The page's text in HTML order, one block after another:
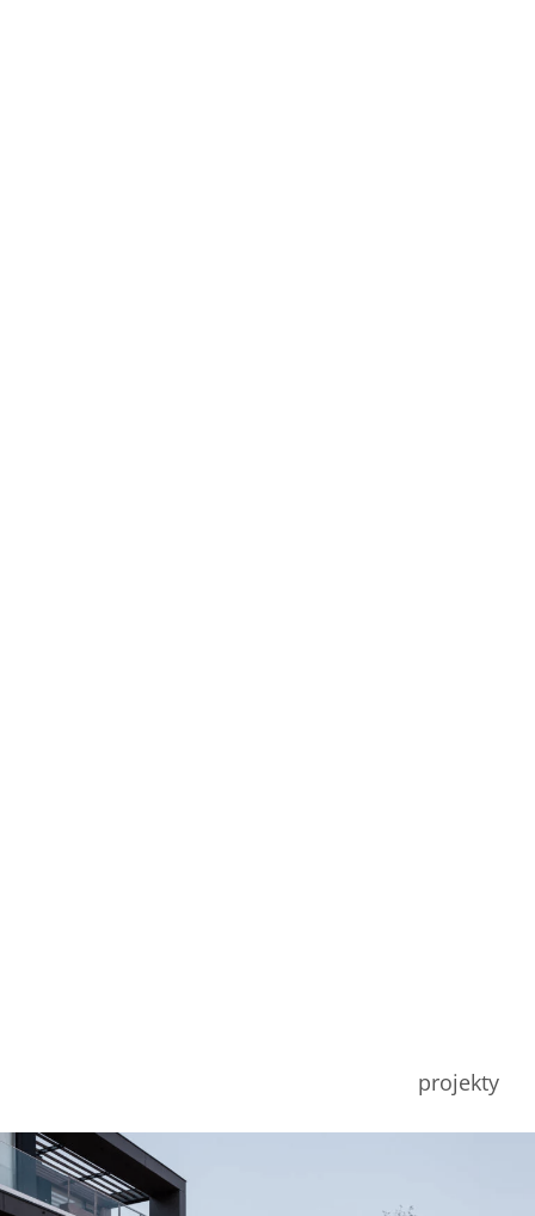
projekty
quarta apartamenty